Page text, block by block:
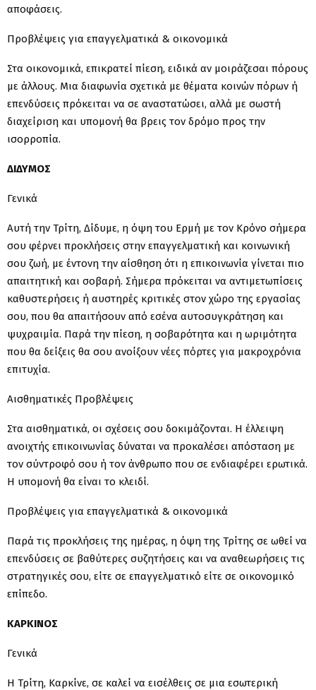
αποφάσεις.
Προβλέψεις για επαγγελματικά & οικονομικά
Στα οικονομικά, επικρατεί πίεση, ειδικά αν μοιράζεσαι πόρους
με άλλους. Μια διαφωνία σχετικά με θέματα κοινών πόρων ή
επενδύσεις πρόκειται να σε αναστατώσει, αλλά με σωστή
διαχείριση και υπομονή θα βρεις τον δρόμο προς την
ισορροπία.
ΔΙΔΥΜΟΣ
Γενικά
Αυτή την Τρίτη, Δίδυμε, η όψη του Ερμή με τον Κρόνο σήμερα
σου φέρνει προκλήσεις στην επαγγελματική και κοινωνική
σου ζωή, με έντονη την αίσθηση ότι η επικοινωνία γίνεται πιο
απαιτητική και σοβαρή. Σήμερα πρόκειται να αντιμετωπίσεις
καθυστερήσεις ή αυστηρές κριτικές στον χώρο της εργασίας
σου, που θα απαιτήσουν από εσένα αυτοσυγκράτηση και
ψυχραιμία. Παρά την πίεση, η σοβαρότητα και η ωριμότητα
που θα δείξεις θα σου ανοίξουν νέες πόρτες για μακροχρόνια
επιτυχία.
Αισθηματικές Προβλέψεις
Στα αισθηματικά, οι σχέσεις σου δοκιμάζονται. Η έλλειψη
ανοιχτής επικοινωνίας δύναται να προκαλέσει απόσταση με
τον σύντροφό σου ή τον άνθρωπο που σε ενδιαφέρει ερωτικά.
Η υπομονή θα είναι το κλειδί.
Προβλέψεις για επαγγελματικά & οικονομικά
Παρά τις προκλήσεις της ημέρας, η όψη της Τρίτης σε ωθεί να
επενδύσεις σε βαθύτερες συζητήσεις και να αναθεωρήσεις τις
στρατηγικές σου, είτε σε επαγγελματικό είτε σε οικονομικό
επίπεδο.
ΚΑΡΚΙΝΟΣ
Γενικά
Η Τρίτη, Καρκίνε, σε καλεί να εισέλθεις σε μια εσωτερική